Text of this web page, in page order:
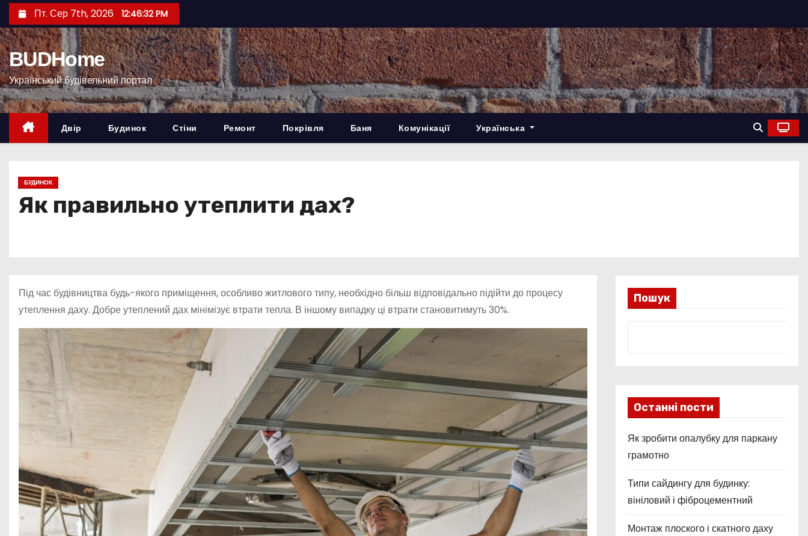
е
р
е
й
т
и
о
Пт. Сер 7th, 2026 12:46:33 PM
BUDHome
Український будівельний портал
Двір Будинок Стіни Ремонт Покрівля Баня Комунікації Українська
БУДИНОК
Як правильно утеплити дах?
Під час будівництва будь-якого приміщення, особливо житлового типу, необхідно більш відповідально підійти до процесу
утеплення даху. Добре утеплений дах мінімізує втрати тепла. В іншому випадку ці втрати становитимуть 30%.
Пошук
Останні пости
Як зробити опалубку для паркану
грамотно
Типи сайдингу для будинку:
вініловий і фіброцементний
Монтаж плоского і скатного даху